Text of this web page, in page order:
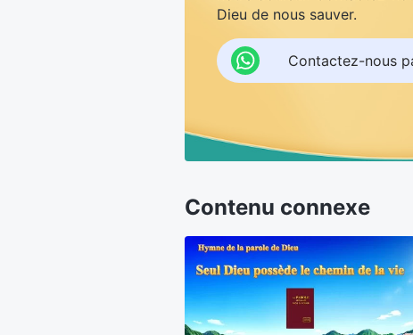
Dieu de nous sauver.
Contactez-nous
Contenu connexe